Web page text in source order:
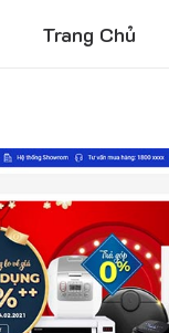
Trang Chủ